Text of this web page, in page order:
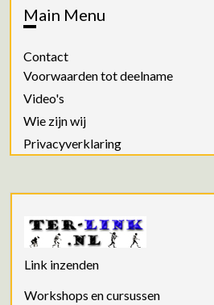
Main Menu
Contact
Voorwaarden tot deelname
Video's
Wie zijn wij
Privacyverklaring
Link inzenden
Workshops en cursussen